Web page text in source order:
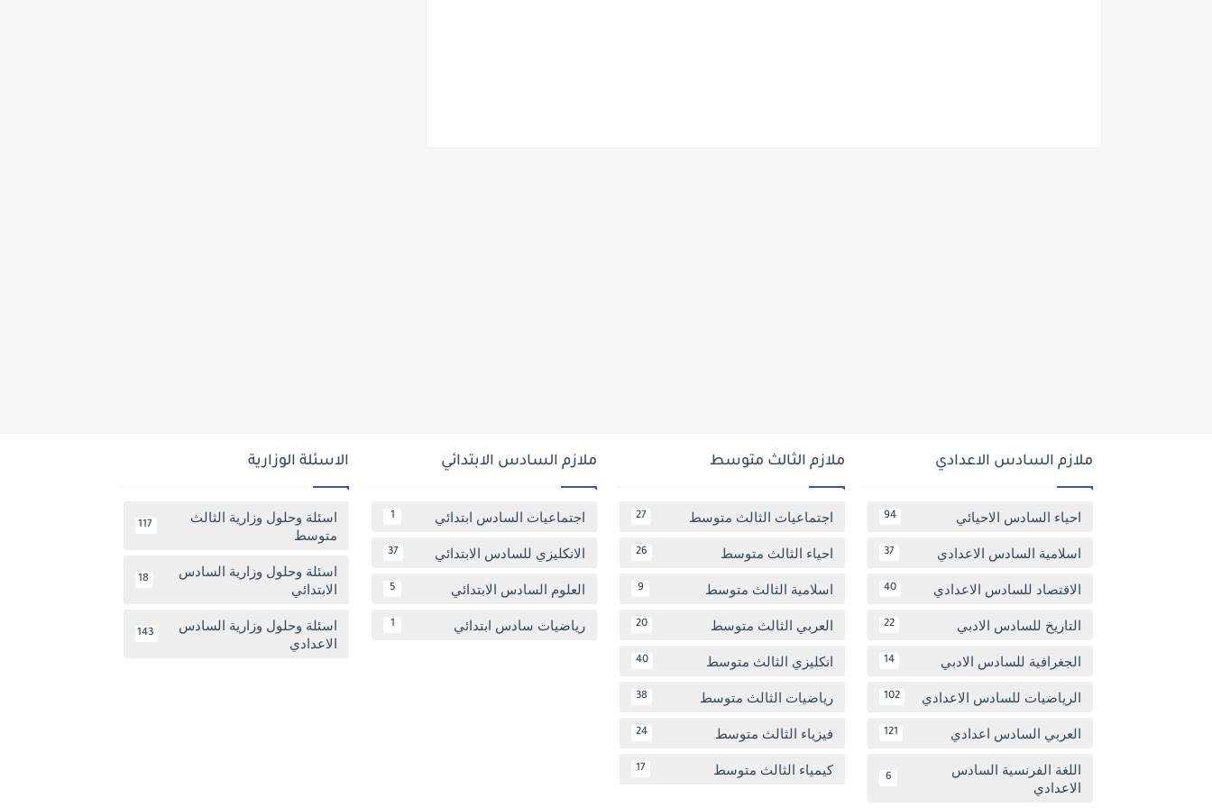
ملازم السادس الاعدادي
احياء السادس الاحيائي 94
اسلامية السادس الاعدادي 37
الاقتصاد للسادس الاعدادي 40
التاريخ للسادس الادبي 22
الجغرافية للسادس الادبي 14
الرياضيات للسادس الاعدادي 102
العربي السادس اعدادي 121
اللغة الفرنسية السادس
الاعدادي
6
ملازم الثالث متوسط
اجتماعيات الثالث متوسط 27
احياء الثالث متوسط 26
اسلامية الثالث متوسط 9
العربي الثالث متوسط 20
انكليزي الثالث متوسط 40
رياضيات الثالث متوسط 38
فيزياء الثالث متوسط 24
كيمياء الثالث متوسط 17
ملازم السادس الابتدائي
اجتماعيات السادس ابتدائي 1
الانكليزي للسادس الابتدائي 37
العلوم السادس الابتدائي 5
رياضيات سادس ابتدائي 1
الاسئلة الوزارية
اسئلة وحلول وزارية الثالث
متوسط
117
اسئلة وحلول وزارية السادس
الابتدائي
18
اسئلة وحلول وزارية السادس
الاعدادي
143